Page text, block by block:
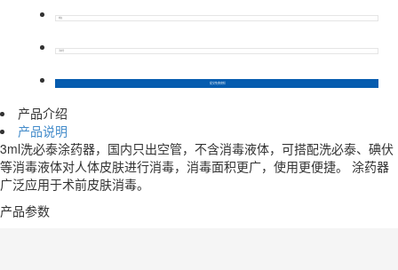
产品介绍
产品说明
3ml洗必泰涂药器，国内只出空管，不含消毒液体，可搭配洗必泰、碘伏
等消毒液体对人体皮肤进行消毒，消毒面积更广，使用更便捷。 涂药器
广泛应用于术前皮肤消毒。
产品参数